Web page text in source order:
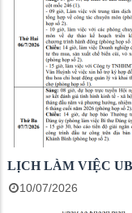
LỊCH LÀM VIỆC
10/07/2026